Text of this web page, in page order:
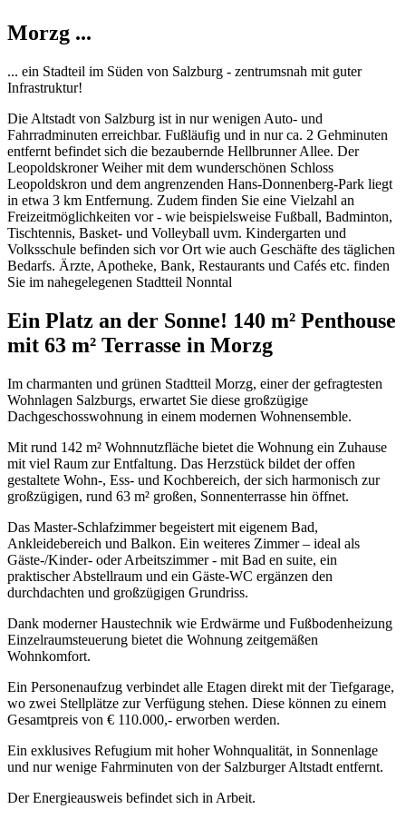
Morzg ...
... ein Stadteil im Süden von Salzburg - zentrumsnah mit guter
Infrastruktur!
Die Altstadt von Salzburg ist in nur wenigen Auto- und
Fahrradminuten erreichbar. Fußläufig und in nur ca. 2 Gehminuten
entfernt befindet sich die bezaubernde Hellbrunner Allee. Der
Leopoldskroner Weiher mit dem wunderschönen Schloss
Leopoldskron und dem angrenzenden Hans-Donnenberg-Park liegt
in etwa 3 km Entfernung. Zudem finden Sie eine Vielzahl an
Freizeitmöglichkeiten vor - wie beispielsweise Fußball, Badminton,
Tischtennis, Basket- und Volleyball uvm. Kindergarten und
Volksschule befinden sich vor Ort wie auch Geschäfte des täglichen
Bedarfs. Ärzte, Apotheke, Bank, Restaurants und Cafés etc. finden
Sie im nahegelegenen Stadtteil Nonntal
Ein Platz an der Sonne! 140 m² Penthouse
mit 63 m² Terrasse in Morzg
Im charmanten und grünen Stadtteil Morzg, einer der gefragtesten
Wohnlagen Salzburgs, erwartet Sie diese großzügige
Dachgeschosswohnung in einem modernen Wohnensemble.
Mit rund 142 m² Wohnnutzfläche bietet die Wohnung ein Zuhause
mit viel Raum zur Entfaltung. Das Herzstück bildet der offen
gestaltete Wohn-, Ess- und Kochbereich, der sich harmonisch zur
großzügigen, rund 63 m² großen, Sonnenterrasse hin öffnet.
Das Master-Schlafzimmer begeistert mit eigenem Bad,
Ankleidebereich und Balkon. Ein weiteres Zimmer – ideal als
Gäste-/Kinder- oder Arbeitszimmer - mit Bad en suite, ein
praktischer Abstellraum und ein Gäste-WC ergänzen den
durchdachten und großzügigen Grundriss.
Dank moderner Haustechnik wie Erdwärme und Fußbodenheizung
Einzelraumsteuerung bietet die Wohnung zeitgemäßen
Wohnkomfort.
Ein Personenaufzug verbindet alle Etagen direkt mit der Tiefgarage,
wo zwei Stellplätze zur Verfügung stehen. Diese können zu einem
Gesamtpreis von € 110.000,- erworben werden.
Ein exklusives Refugium mit hoher Wohnqualität, in Sonnenlage
und nur wenige Fahrminuten von der Salzburger Altstadt entfernt.
Der Energieausweis befindet sich in Arbeit.